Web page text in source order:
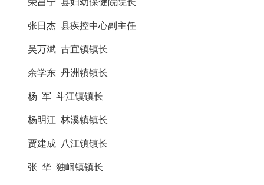
荣昌宁 县妇幼保健院院长
张日杰 县疾控中心副主任
吴万斌 古宜镇镇长
余学东 丹洲镇镇长
杨 军 斗江镇镇长
杨明江 林溪镇镇长
贾建成 八江镇镇长
张 华 独峒镇镇长